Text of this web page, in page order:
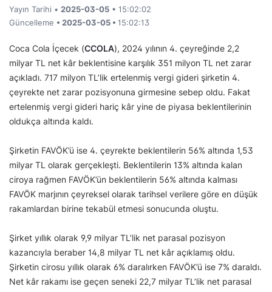
Yayın Tarihi • 2025-03-05 • 15:02:02
Güncelleme • 2025-03-05 • 15:02:13
Coca Cola İçecek (CCOLA), 2024 yılının 4. çeyreğinde 2,2
milyar TL net kâr beklentisine karşılık 351 milyon TL net zarar
açıkladı. 717 milyon TL’lik ertelenmiş vergi gideri şirketin 4.
çeyrekte net zarar pozisyonuna girmesine sebep oldu. Fakat
ertelenmiş vergi gideri hariç kâr yine de piyasa beklentilerinin
oldukça altında kaldı.
Şirketin FAVÖK’ü ise 4. çeyrekte beklentilerin 56% altında 1,53
milyar TL olarak gerçekleşti. Beklentilerin 13% altında kalan
ciroya rağmen FAVÖK’ün beklentilerin 56% altında kalması
FAVÖK marjının çeyreksel olarak tarihsel verilere göre en düşük
rakamlardan birine tekabül etmesi sonucunda oluştu.
Şirket yıllık olarak 9,9 milyar TL’lik net parasal pozisyon
kazancıyla beraber 14,8 milyar TL net kâr açıklamış oldu.
Şirketin cirosu yıllık olarak 6% daralırken FAVÖK’ü ise 7% daraldı.
Net kâr rakamı ise geçen seneki 22,7 milyar TL’lik net parasal